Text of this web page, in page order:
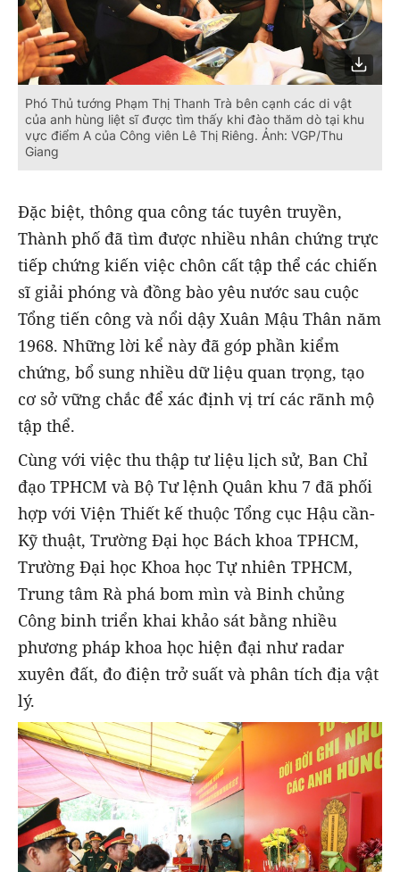
Phó Thủ tướng Phạm Thị Thanh Trà bên cạnh các di vật
của anh hùng liệt sĩ được tìm thấy khi đào thăm dò tại khu
vực điểm A của Công viên Lê Thị Riêng. Ảnh: VGP/Thu
Giang
Đặc biệt, thông qua công tác tuyên truyền,
Thành phố đã tìm được nhiều nhân chứng trực
tiếp chứng kiến việc chôn cất tập thể các chiến
sĩ giải phóng và đồng bào yêu nước sau cuộc
Tổng tiến công và nổi dậy Xuân Mậu Thân năm
1968. Những lời kể này đã góp phần kiểm
chứng, bổ sung nhiều dữ liệu quan trọng, tạo
cơ sở vững chắc để xác định vị trí các rãnh mộ
tập thể.
Cùng với việc thu thập tư liệu lịch sử, Ban Chỉ
đạo TPHCM và Bộ Tư lệnh Quân khu 7 đã phối
hợp với Viện Thiết kế thuộc Tổng cục Hậu cần-
Kỹ thuật, Trường Đại học Bách khoa TPHCM,
Trường Đại học Khoa học Tự nhiên TPHCM,
Trung tâm Rà phá bom mìn và Binh chủng
Công binh triển khai khảo sát bằng nhiều
phương pháp khoa học hiện đại như radar
xuyên đất, đo điện trở suất và phân tích địa vật
lý.